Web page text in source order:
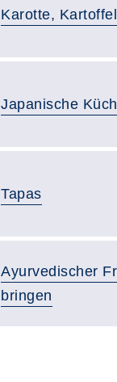
Karotte,
Japanische
Tapas
Ayurvedischer
bringen